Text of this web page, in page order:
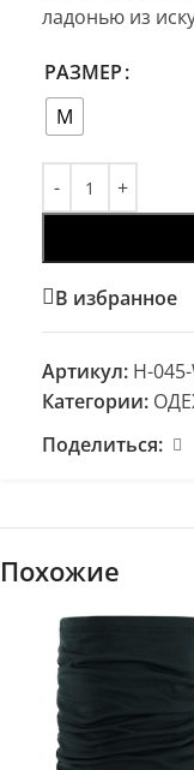
ладонью из
РАЗМЕР
M
В избранное
Артикул: H-
Категории:
Поделиться:
Похожие